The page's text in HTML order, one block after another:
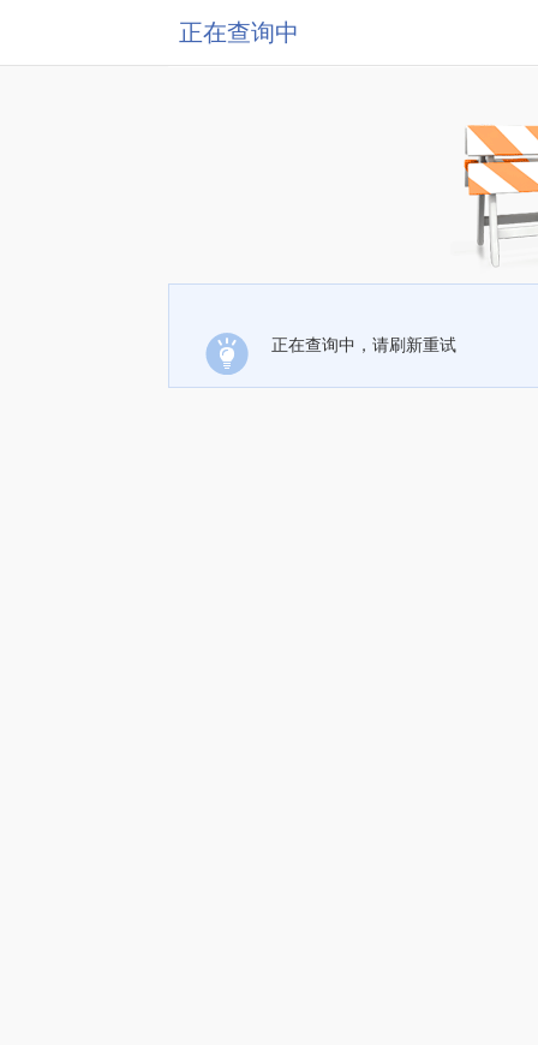
正在查询中
正在查询中，请刷新重试